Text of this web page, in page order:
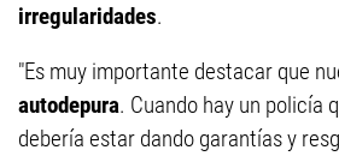
irregularidades.
"Es muy importante destacar que
autodepura. Cuando hay un policía
debería estar dando garantías y